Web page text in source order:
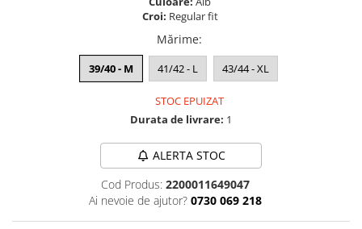
Croi: Regular fit
Mărime:
39/40 - M 41/42 - L 43/44 - XL
STOC EPUIZAT
Durata de livrare: 1
ALERTA STOC
Cod Produs: 2200011649047
Ai nevoie de ajutor? 0730 069 218